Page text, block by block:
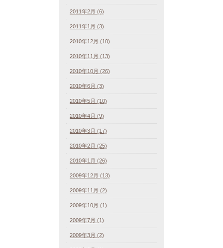
2011年2月 (6)
2011年1月 (3)
2010年12月 (10)
2010年11月 (13)
2010年10月 (26)
2010年6月 (3)
2010年5月 (10)
2010年4月 (9)
2010年3月 (17)
2010年2月 (25)
2010年1月 (26)
2009年12月 (13)
2009年11月 (2)
2009年10月 (1)
2009年7月 (1)
2009年3月 (2)